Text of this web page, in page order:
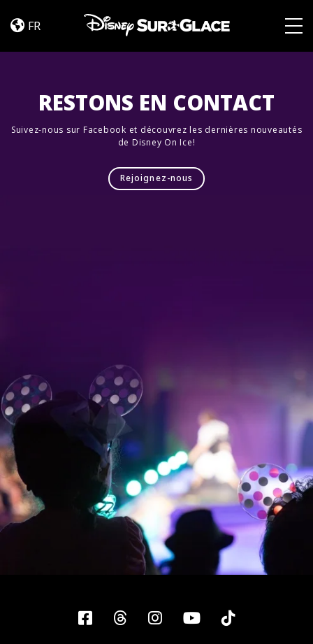
Dance
FR
RESTONS EN CONTACT
Suivez-nous sur Facebook et découvrez les dernières nouveautés
de Disney On Ice!
Rejoignez-nous
Facebook
ThreadsInstagram
YouTubeTiktok